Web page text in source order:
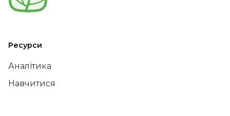
Ресурси
Аналітика
Навчитися